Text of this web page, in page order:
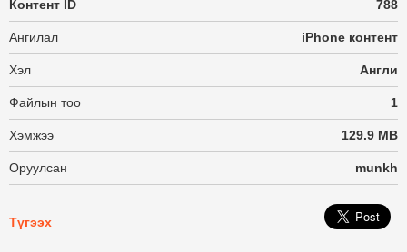
Контент ID 788
Ангилал iPhone контент
Хэл Англи
Файлын тоо 1
Хэмжээ 129.9 MB
Оруулсан munkh
Түгээх